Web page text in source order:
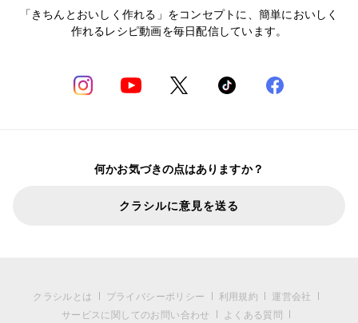
「きちんとおいしく作れる」をコンセプトに、簡単においしく
作れるレシピ動画を毎日配信しています。
何かお気づきの点はありますか？
クラシルに意見を送る
クラシルとは プライバシーポリシー 利用規約
運営会社
サービスに関してのお問い合わせ
よくある質問